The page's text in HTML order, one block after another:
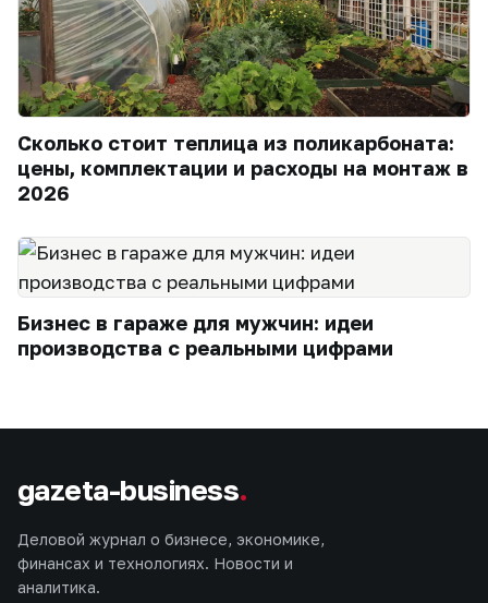
Сколько стоит теплица из поликарбоната:
цены, комплектации и расходы на монтаж в
2026
Бизнес в гараже для мужчин: идеи
производства с реальными цифрами
gazeta-business.
Деловой журнал о бизнесе, экономике,
финансах и технологиях. Новости и
аналитика.